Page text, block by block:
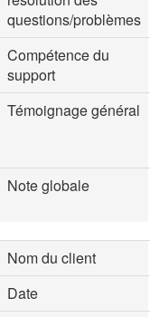
questions/problèmes
Compétence du
support
Témoignage général
Note globale
Nom du client
Date